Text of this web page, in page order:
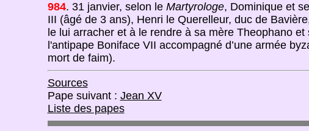
984. 31 janvier, selon le Martyrologe, Dominique et
III (âgé de 3 ans), Henri le Querelleur, duc de
le lui arracher et à le rendre à sa mère Theophano
l'antipape Boniface VII accompagné d’une armée
mort de faim).
Sources
Pape suivant : Jean XV
Liste des papes